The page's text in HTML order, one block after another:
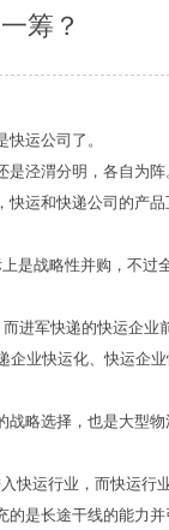
筹？
运公司了。
泾渭分明，各自为阵
快运和快递公司的产品
是战略性并购，不过
进军快递的快运企业
企业快运化、快运企
战略选择，也是大型
快运行业，而快运行
的是长途干线的能力